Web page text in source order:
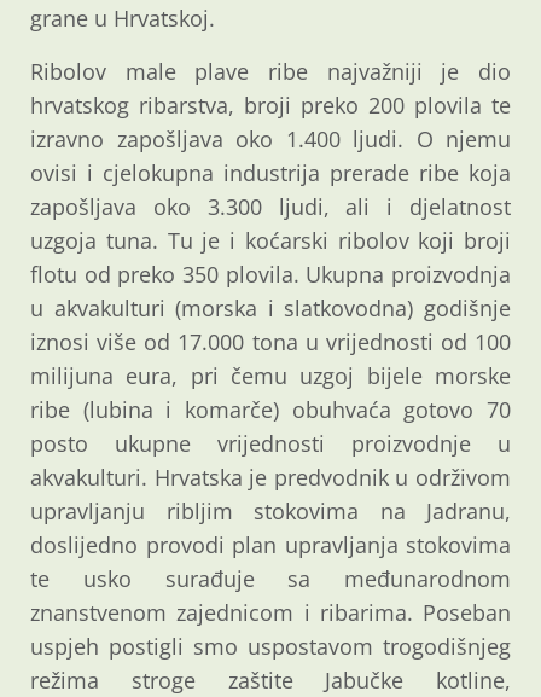
grane u Hrvatskoj.
Ribolov male plave ribe najvažniji je dio
hrvatskog ribarstva, broji preko 200 plovila te
izravno zapošljava oko 1.400 ljudi. O njemu
ovisi i cjelokupna industrija prerade ribe koja
zapošljava oko 3.300 ljudi, ali i djelatnost
uzgoja tuna. Tu je i koćarski ribolov koji broji
flotu od preko 350 plovila. Ukupna proizvodnja
u akvakulturi (morska i slatkovodna) godišnje
iznosi više od 17.000 tona u vrijednosti od 100
milijuna eura, pri čemu uzgoj bijele morske
ribe (lubina i komarče) obuhvaća gotovo 70
posto ukupne vrijednosti proizvodnje u
akvakulturi. Hrvatska je predvodnik u održivom
upravljanju ribljim stokovima na Jadranu,
doslijedno provodi plan upravljanja stokovima
te usko surađuje sa međunarodnom
znanstvenom zajednicom i ribarima. Poseban
uspjeh postigli smo uspostavom trogodišnjeg
režima stroge zaštite Jabučke kotline,